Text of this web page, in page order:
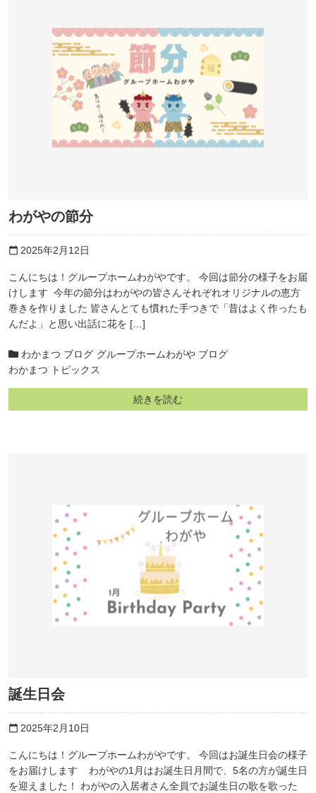
わがやの節分
calendar_today 2025年2月12日
こんにちは！グループホームわがやです。 今回は節分の様子をお届
けします 今年の節分はわがやの皆さんそれぞれオリジナルの恵方
巻きを作りました 皆さんとても慣れた手つきで「昔はよく作ったも
んだよ」と思い出話に花を […]
わかまつ ブログ グループホームわがや ブログ
わかまつ トピックス
続きを読む
誕生日会
calendar_today 2025年2月10日
こんにちは！グループホームわがやです。 今回はお誕生日会の様子
をお届けします わがやの1月はお誕生日月間で、5名の方が誕生日
を迎えました！ わがやの入居者さん全員でお誕生日の歌を歌った